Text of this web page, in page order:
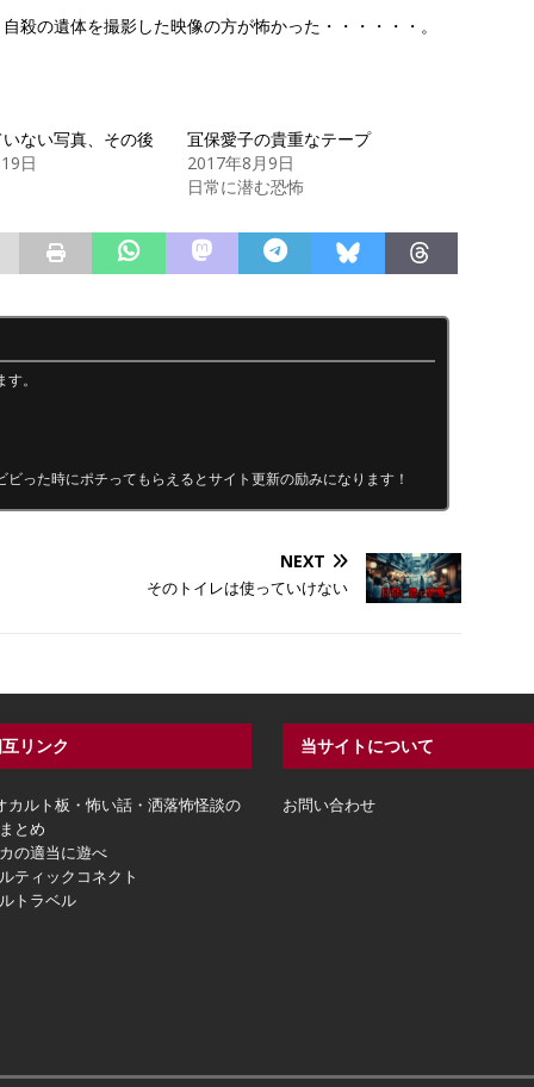
殺の遺体を撮影した映像の方が怖かった・・・・・・。
ない写真、その後
日
冝保愛子の貴重なテープ
2017年8月9日
日常に潜む恐怖
。
った時にポチってもらえるとサイト更新の励みになります！
NEXT
そのトイレは使っていけない
リンク
カルト板・怖い話・洒落怖怪談の
とめ
の適当に遊べ
ティックコネクト
トラベル
当サイトについて
お問い合わせ